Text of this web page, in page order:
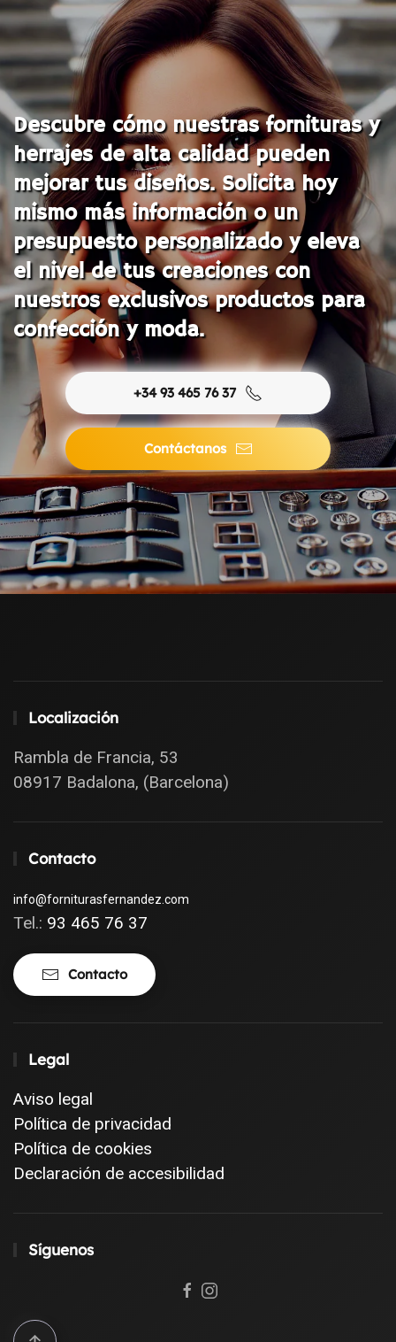
Descubre cómo nuestras fornituras y
herrajes de alta calidad pueden
mejorar tus diseños. Solicita hoy
mismo más información o un
presupuesto personalizado y eleva
el nivel de tus creaciones con
nuestros exclusivos productos para
confección y moda.
+34 93 465 76 37
Contáctanos
Localización
Rambla de Francia, 53
08917 Badalona, (Barcelona)
Contacto
info@forniturasfernandez.com
Tel.: 93 465 76 37
Contacto
Legal
Aviso legal
Política de privacidad
Política de cookies
Declaración de accesibilidad
Síguenos